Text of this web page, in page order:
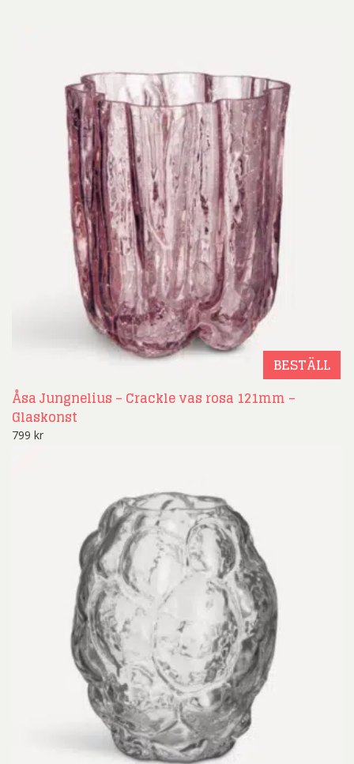
BESTÄLL
Åsa Jungnelius – Crackle vas rosa 121mm –
Glaskonst
799 kr